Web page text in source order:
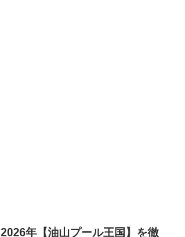
2026年【油山プール王国】を徹